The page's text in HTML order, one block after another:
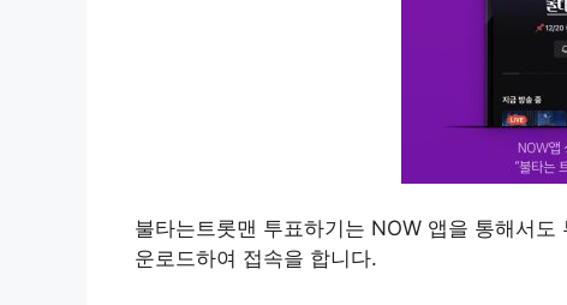
불타는트롯맨 투표하기는 NOW 앱을 통해서
운로드하여 접속을 합니다.